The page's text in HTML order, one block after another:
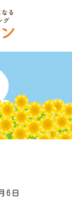
6日